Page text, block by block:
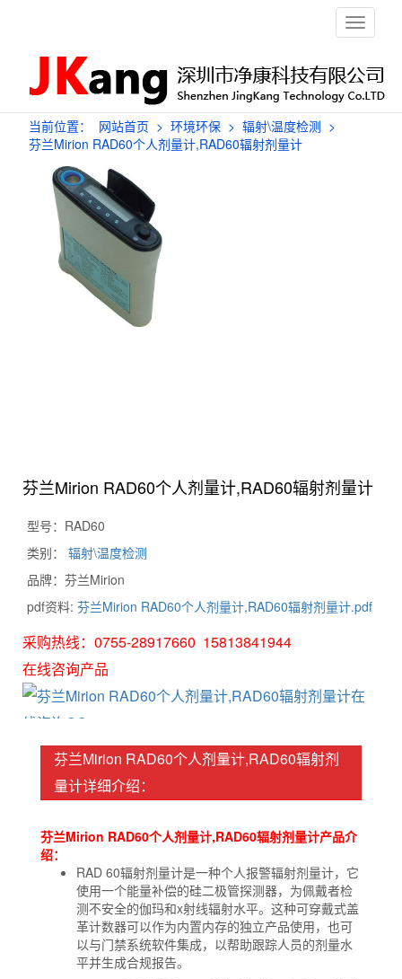
栏
目
航
当前位置： 网站首页 > 环境环保 > 辐射\温度检测 >
芬兰Mirion RAD60个人剂量计,RAD60辐射剂量计
芬兰Mirion RAD60个人剂量计,RAD60辐射剂量计
型号：RAD60
类别：
辐射\温度检测
品牌：芬兰Mirion
pdf资料: 芬兰Mirion RAD60个人剂量计,RAD60辐射剂量计.pdf
采购热线：0755-28917660 15813841944
在线咨询产品
芬兰Mirion RAD60个人剂量计,RAD60辐射剂
量计详细介绍：
芬兰Mirion RAD60个人剂量计,RAD60辐射剂量计产品介
绍：
RAD 60辐射剂量计是一种个人报警辐射剂量计，它
使用一个能量补偿的硅二极管探测器，为佩戴者检
测不安全的伽玛和x射线辐射水平。这种可穿戴式盖
革计数器可以作为内置内存的独立产品使用，也可
以与门禁系统软件集成，以帮助跟踪人员的剂量水
平并生成合规报告。